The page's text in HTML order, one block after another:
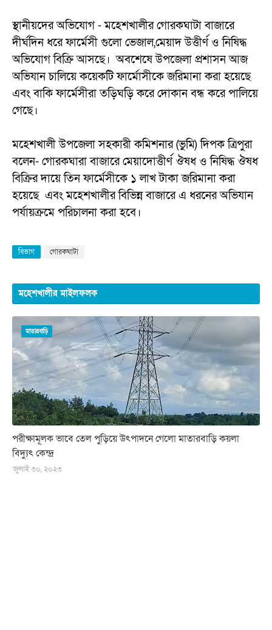
স্থানীয়দের অভিযোগ - মহেশখালীর গোরকঘাটা বাজারে
দীর্ঘদিন ধরে ফার্মেসী গুলো ভেজাল,মেয়াদ উত্তীর্ণ ও নিষিদ্ধ
অভিযোগ বিক্রি আসছে। অবশেষে উপজেলা প্রশাসন আজ
অভিযান চালিয়ে কয়েকটি ফার্মোসীকে জরিমানা করা হয়েছে
এবং বাকি ফার্মেসীরা তড়িঘড়ি করে দোকান বন্ধ করে পালিয়ে
গেছে।
মহেশখালী উপজেলা সহকারী কমিশনার (ভুমি) দিপক ত্রিপুরা
বলেন- গোরকঘারা বাজারে মেয়াদোত্তীর্ণ ঔষধ ও নিষিদ্ধ ঔষধ
বিক্রির দায়ে তিন ফার্মেসীকে ১ লাখ টাকা জরিমানা করা
হয়েছে এবং মহেশখালীর বিভিন্ন বাজারে এ ধরনের অভিযান
পর্যায়ক্রমে পরিচালনা করা হবে।
বিভাগ গোরকঘাটা
মহেশখালীর মাইলফলক
মাতারবাড়ি
পরীক্ষামূলক ভাবে তেল পুড়িয়ে উৎপাদনে গেলো মাতারবাড়ি কয়লা
বিদ্যুৎ কেন্দ্র
জুলাই ৩০, ২০২৩